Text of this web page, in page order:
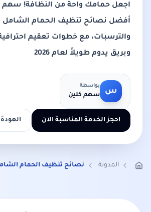
اجعل حمامك واحة من النظافة! سهم
أفضل نصائح تنظيف الحمام الشامل
والترسبات، مع خطوات تعقيم
وبريق يدوم طويلاً لعام 2026
س
بواسطة
سهم كلين
احجز الخدمة المناسبة الآن
المدونة نصائح تنظيف الحمام